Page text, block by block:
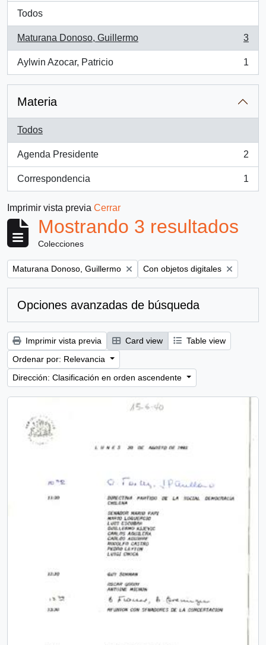
Todos
Maturana Donoso, Guillermo
, 3 resultados
3
Aylwin Azocar, Patricio
, 1 resultados
1
Materia
Todos
Agenda Presidente
, 2 resultados
2
Correspondencia
, 1 resultados
1
Imprimir vista previa Cerrar
Mostrando 3 resultados
Colecciones
Remove filter:
Maturana Donoso, Guillermo Remove filter:
Con objetos digitales
Opciones avanzadas de búsqueda
Imprimir vista previa Card view
Table view
Ordenar por: Relevancia
Dirección: Clasificación en orden ascendente